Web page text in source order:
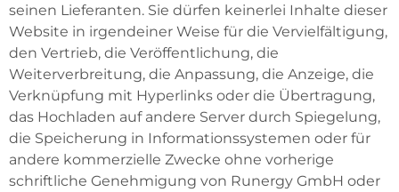
seinen Lieferanten. Sie dürfen keinerlei Inhalte dieser
Website in irgendeiner Weise für die Vervielfältigung,
den Vertrieb, die Veröffentlichung, die
Weiterverbreitung, die Anpassung, die Anzeige, die
Verknüpfung mit Hyperlinks oder die Übertragung,
das Hochladen auf andere Server durch Spiegelung,
die Speicherung in Informationssystemen oder für
andere kommerzielle Zwecke ohne vorherige
schriftliche Genehmigung von Runergy GmbH oder